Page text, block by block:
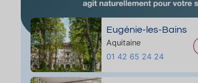
Eugénie-les-Bains
Aquitaine
01 42 65 24 24